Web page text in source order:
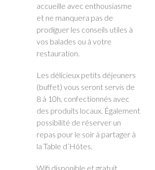
accueille avec enthousiasme
et ne manquera pas de
prodiguer les conseils utiles à
vos balades ou à votre
restauration.
Les délicieux petits déjeuners
(buffet) vous seront servis de
8 à 10h, confectionnés avec
des produits locaux. Également
possibilité de réserver un
repas pour le soir à partager à
la Table d’Hôtes.
Wifi disponible et gratuit.